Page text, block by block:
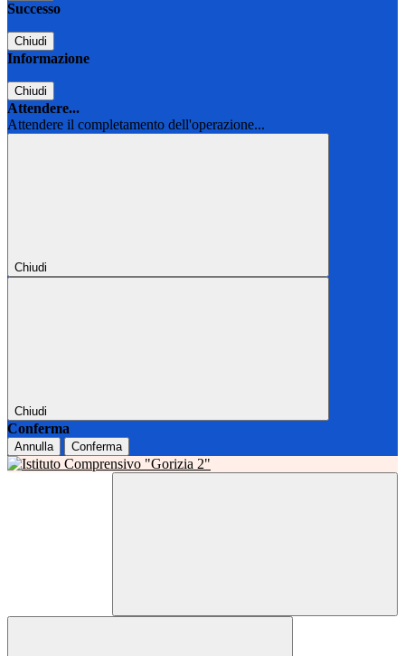
Successo
Chiudi
Informazione
Chiudi
Attendere...
Attendere il completamento dell'operazione...
Chiudi
Chiudi
Conferma
Annulla Conferma